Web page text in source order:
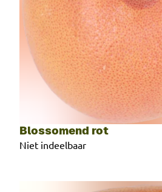
Blossomend rot
Niet indeelbaar